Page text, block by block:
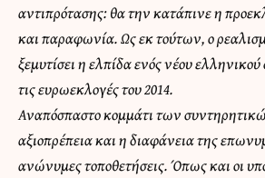
αντιπρότασης: θα την κατάπινε η
και παραφωνία. Ως εκ τούτων, ο
ξεμυτίσει η ελπίδα ενός νέου
τις ευρωεκλογές του 2014.
Αναπόσπαστο κομμάτι των
αξιοπρέπεια και η διαφάνεια της
ανώνυμες τοποθετήσεις. Όπως και οι